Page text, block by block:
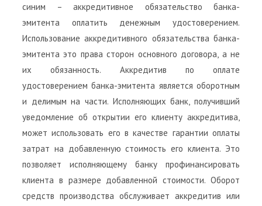
синим – аккредитивное обязательство банка-
эмитента оплатить денежным удостоверением.
Использование аккредитивного обязательства банка-
эмитента это права сторон основного договора, а не
их обязанность. Аккредитив по оплате
удостоверением банка-эмитента является оборотным
и делимым на части. Исполняющих банк, получивший
уведомление об открытии его клиенту аккредитива,
может использовать его в качестве гарантии оплаты
затрат на добавленную стоимость его клиента. Это
позволяет исполняющему банку профинансировать
клиента в размере добавленной стоимости. Оборот
средств производства обслуживает аккредитив или